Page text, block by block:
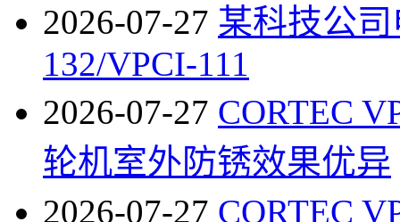
2026-07-27 某科技公
132/VPCI-111
2026-07-27 CORTEC
轮机室外防锈效果优异
2026-07-27 CORTEC